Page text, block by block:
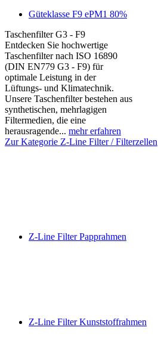
Güteklasse F9 ePM1 80%
Taschenfilter G3 - F9
Entdecken Sie hochwertige
Taschenfilter nach ISO 16890
(DIN EN779 G3 - F9) für
optimale Leistung in der
Lüftungs- und Klimatechnik.
Unsere Taschenfilter bestehen aus
synthetischen, mehrlagigen
Filtermedien, die eine
herausragende... mehr erfahren
Zur Kategorie Z-Line Filter / Filterzellen
Z-Line Filter Papprahmen
Z-Line Filter Kunststoffrahmen